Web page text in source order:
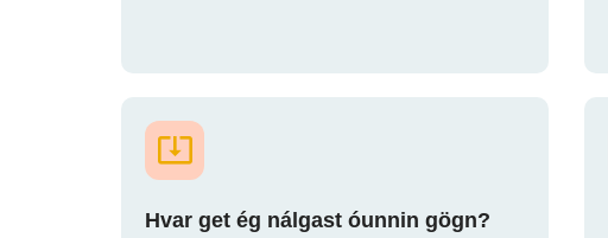
Hvar get ég nálgast óunnin gögn?